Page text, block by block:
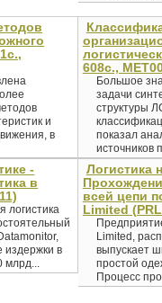
и
в
608с.,
Большое
задачи
структуры
показал
источников
-
в
логистика
издержки в
млрд...
Логистика
всей цепи
Limited
Limited,
выпускает
простой
Процесс